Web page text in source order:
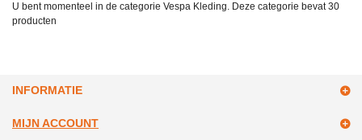
U bent momenteel in de categorie Vespa Kleding. Deze categorie bevat30
producten
INFORMATIE
MIJN ACCOUNT